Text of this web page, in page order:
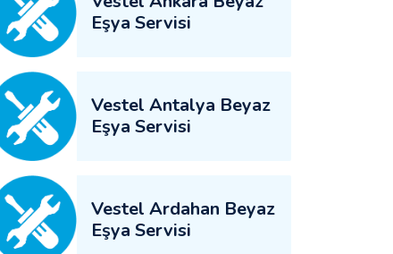
Eşya Servisi
Vestel Antalya Beyaz
Eşya Servisi
Vestel Ardahan Beyaz
Eşya Servisi